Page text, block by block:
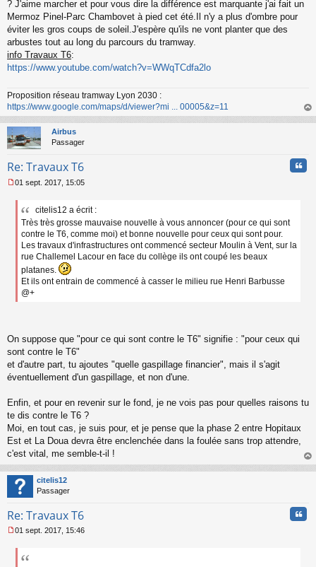
s
s
a
g
e
n
o
u
? J'aime marcher et pour vous dire la différence est marquante j'ai fait un
Mermoz Pinel-Parc Chambovet à pied cet été.Il n'y a plus d'ombre pour
éviter les gros coups de soleil.J'espère qu'ils ne vont planter que des
arbustes tout au long du parcours du tramway.
info Travaux T6:
https://www.youtube.com/watch?v=WWqTCdfa2lo
Proposition réseau tramway Lyon 2030 :
https://www.google.com/maps/d/viewer?mi ... 00005&z=11
au
Airbus
Passager
Re: Travaux T6
e
01 sept. 2017, 15:05
citelis12 a écrit :
Très très grosse mauvaise nouvelle à vous annoncer (pour ce qui sont
contre le T6, comme moi) et bonne nouvelle pour ceux qui sont pour.
Les travaux d'infrastructures ont commencé secteur Moulin à Vent, sur la
rue Challemel Lacour en face du collège ils ont coupé les beaux
platanes.
Et ils ont entrain de commencé à casser le milieu rue Henri Barbusse
@+
On suppose que "pour ce qui sont contre le T6" signifie : "pour ceux qui
sont contre le T6"
et d'autre part, tu ajoutes "quelle gaspillage financier", mais il s'agit
éventuellement d'un gaspillage, et non d'une.
Enfin, et pour en revenir sur le fond, je ne vois pas pour quelles raisons tu
te dis contre le T6 ?
Moi, en tout cas, je suis pour, et je pense que la phase 2 entre Hopitaux
Est et La Doua devra être enclenchée dans la foulée sans trop attendre,
c'est vital, me semble-t-il !
au
citelis12
Passager
Re: Travaux T6
e
01 sept. 2017, 15:46